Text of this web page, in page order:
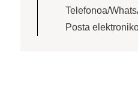
Telefonoa/
Posta